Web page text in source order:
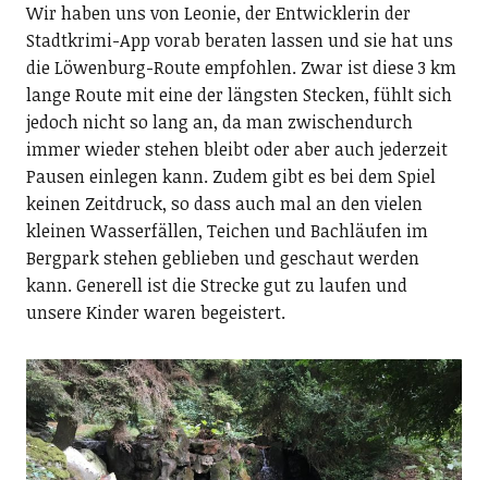
Wir haben uns von Leonie, der Entwicklerin der
Stadtkrimi-App vorab beraten lassen und sie hat uns
die Löwenburg-Route empfohlen. Zwar ist diese 3 km
lange Route mit eine der längsten Stecken, fühlt sich
jedoch nicht so lang an, da man zwischendurch
immer wieder stehen bleibt oder aber auch jederzeit
Pausen einlegen kann. Zudem gibt es bei dem Spiel
keinen Zeitdruck, so dass auch mal an den vielen
kleinen Wasserfällen, Teichen und Bachläufen im
Bergpark stehen geblieben und geschaut werden
kann. Generell ist die Strecke gut zu laufen und
unsere Kinder waren begeistert.